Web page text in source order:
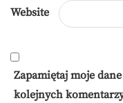
Website
Zapamiętaj moje
kolejnych